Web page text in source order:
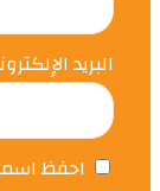
البريد
احفظ